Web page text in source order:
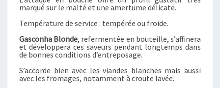
marqué sur le malté et une amertume délicate.
Température de service : tempérée ou froide.
Gasconha Blonde, refermentée en bouteille, s’affinera
et développera ces saveurs pendant longtemps dans
de bonnes conditions d’entreposage.
S’accorde bien avec les viandes blanches mais aussi
avec les fromages, notamment à croute lavée.